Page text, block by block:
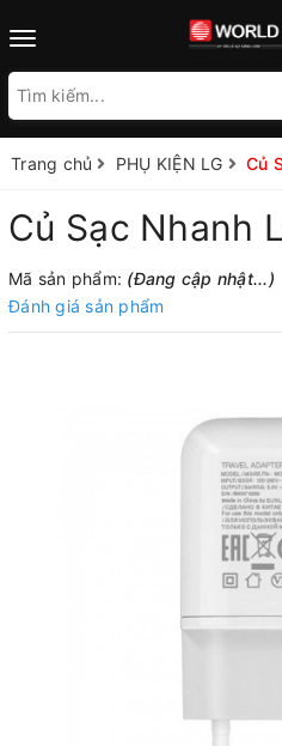
Toggle
Trang chủ PHỤ KIỆN LG Củ
Củ Sạc Nhanh
Mã sản phẩm: (Đang cập nhật...)
Đánh giá sản phẩm